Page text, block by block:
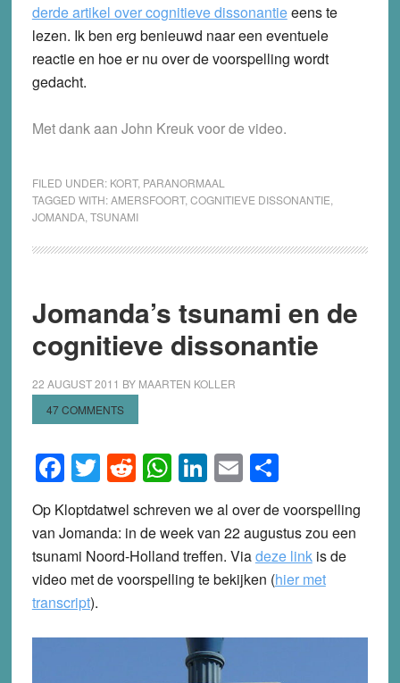
derde artikel over cognitieve dissonantieeens te
lezen. Ik ben erg benieuwd naar een eventuele
reactie en hoe er nu over de voorspelling wordt
gedacht.
Met dank aan John Kreuk voor de video.
FILED UNDER: KORT, PARANORMAAL
TAGGED WITH:AMERSFOORT, COGNITIEVE DISSONANTIE
JOMANDA, TSUNAMI
Jomanda’s tsunami en de
cognitieve dissonantie
22 AUGUST 2011 BY MAARTEN KOLLER
47 COMMENTS
Facebook
Twitter
Reddit
WhatsApp
LinkedIn
EmailShare
Op Kloptdatwel schreven we al over de voorspelling
van Jomanda: in de week van 22 augustus zou een
tsunami Noord-Holland treffen. Viadeze linkis de
video met de voorspelling te bekijken (hier met
transcript).